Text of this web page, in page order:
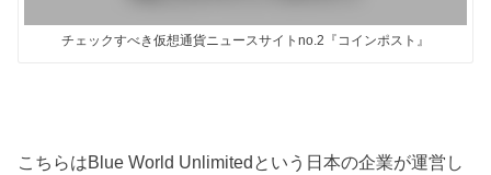
チェックすべき仮想通貨ニュースサイトno.2『コインポスト』
こちらはBlue World Unlimitedという日本の企業が運営し